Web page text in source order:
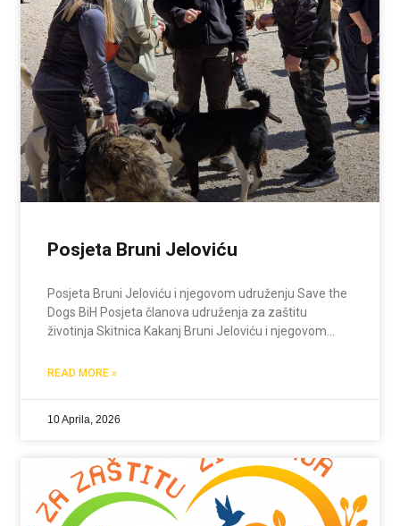
Posjeta Bruni Jeloviću
Posjeta Bruni Jeloviću i njegovom udruženju Save the
Dogs BiH Posjeta članova udruženja za zaštitu
životinja Skitnica Kakanj Bruni Jeloviću i njegovom
mnogo više od običnog sastanka. Bio je
READ MORE »
10 Aprila, 2026